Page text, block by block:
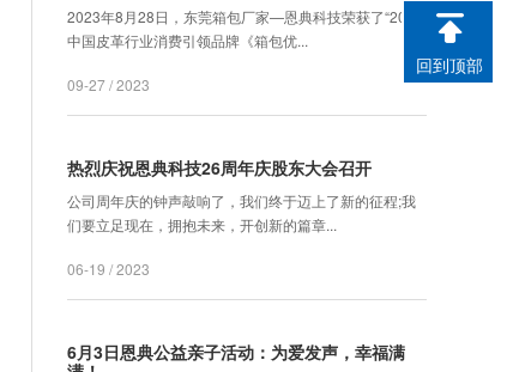
2023年8月28日，东莞箱包厂家—恩典科技荣获了“2023
中国皮革行业消费引领品牌《箱包优...
09-27 / 2023
热烈庆祝恩典科技26周年庆股东大会召开
公司周年庆的钟声敲响了，我们终于迈上了新的征程;我
们要立足现在，拥抱未来，开创新的篇章...
06-19 / 2023
6月3日恩典公益亲子活动：为爱发声，幸福满
回到顶部